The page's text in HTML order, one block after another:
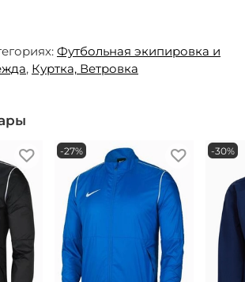
Футбольная экипировка и
, Куртка, Ветровка
-27% -30%